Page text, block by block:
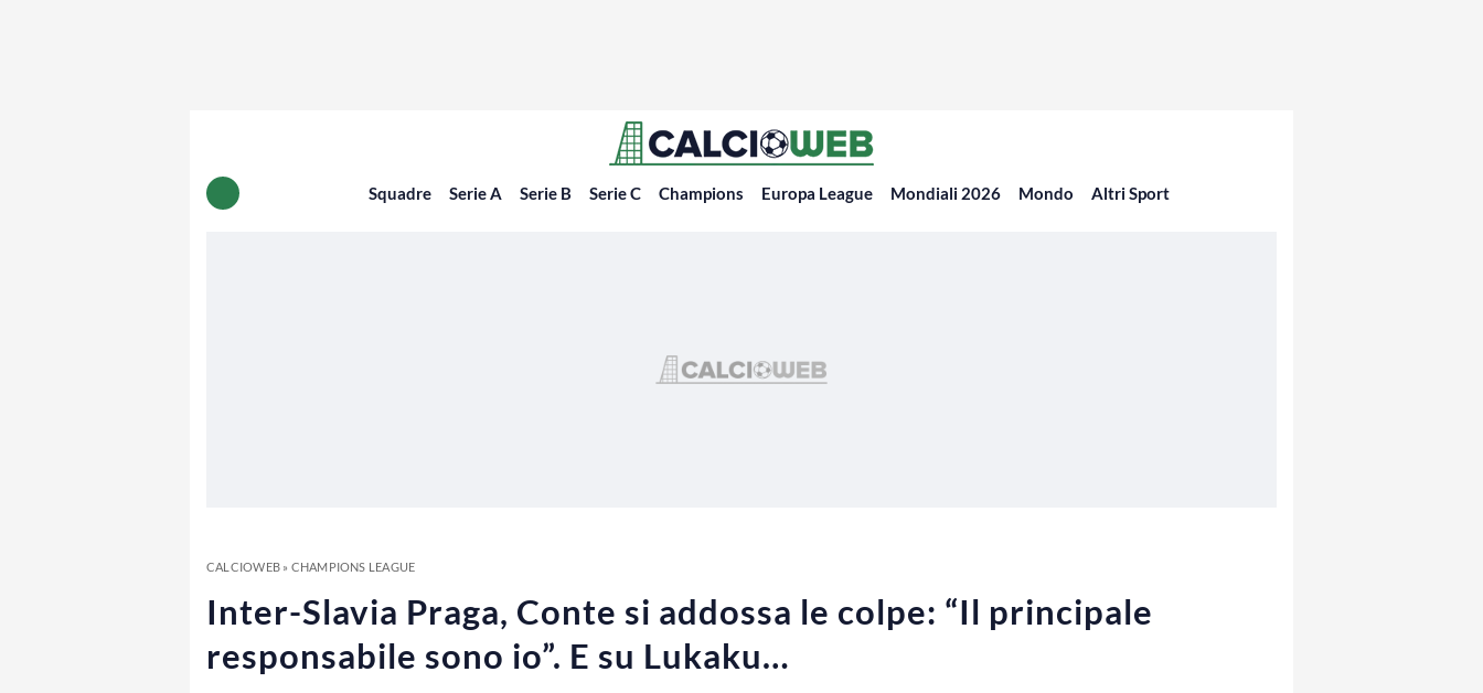
Squadre Serie A Serie B Serie C Champions Europa League Mondiali 2026 Mondo Altri Sport
CALCIOWEB» CHAMPIONS LEAGUE
Inter-Slavia Praga, Conte si addossa le colpe: “Il principale
responsabile sono io”. E su Lukaku…